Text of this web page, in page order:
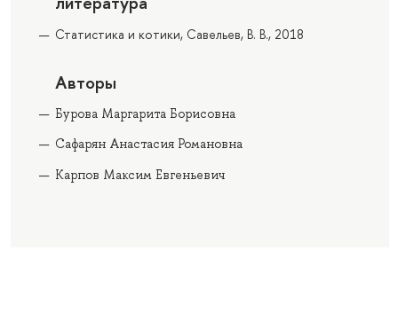
Статистика и котики, Савельев, В. В., 2018
Авторы
Бурова Маргарита Борисовна
Сафарян Анастасия Романовна
Карпов Максим Евгеньевич